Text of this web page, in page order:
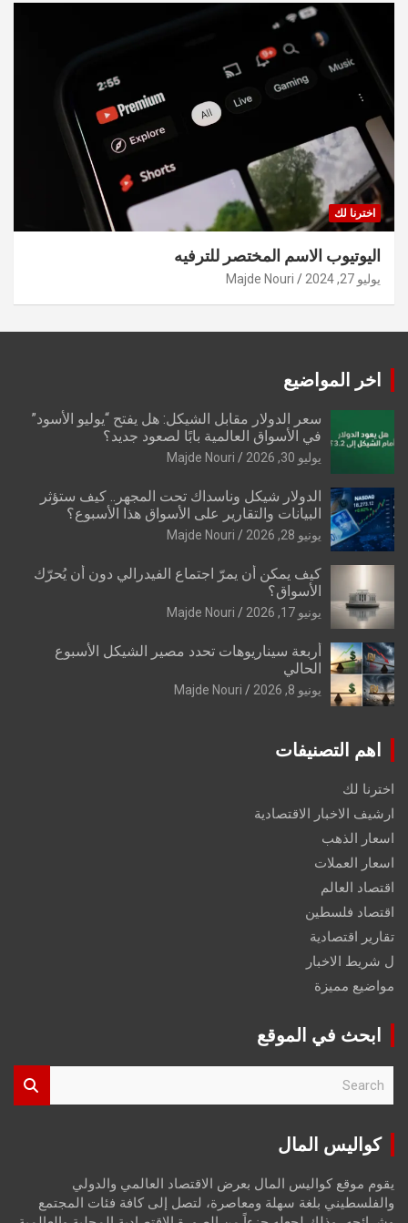
اخترنا لك
اليوتيوب الاسم المختصر للترفيه
يوليو 27, 2024 Majde Nouri
اخر المواضيع
سعر الدولار مقابل الشيكل: هل يفتح “يوليو الأسود”
في الأسواق العالمية بابًا لصعود جديد؟
يوليو 30, 2026 Majde Nouri
الدولار شيكل وناسداك تحت المجهر.. كيف ستؤثر
البيانات والتقارير على الأسواق هذا الأسبوع؟
يونيو 28, 2026 Majde Nouri
كيف يمكن أن يمرّ اجتماع الفيدرالي دون أن يُحرّك
الأسواق؟
يونيو 17, 2026 Majde Nouri
أربعة سيناريوهات تحدد مصير الشيكل الأسبوع
الحالي
يونيو 8, 2026 Majde Nouri
اهم التصنيفات
اخترنا لك
ارشيف الاخبار الاقتصادية
اسعار الذهب
اسعار العملات
اقتصاد العالم
اقتصاد فلسطين
تقارير اقتصادية
ل شريط الاخبار
مواضيع مميزة
ابحث في الموقع
r
كواليس المال
يقوم موقع كواليس المال بعرض الاقتصاد العالمي والدولي
والفلسطيني بلغة سهلة ومعاصرة، لتصل إلى كافة فئات المجتمع